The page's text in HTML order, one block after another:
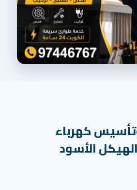
كهرباء
الأسود